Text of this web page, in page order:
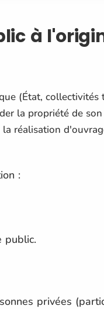
à
(État, collectivités
la propriété de
réalisation
:
public.
privées